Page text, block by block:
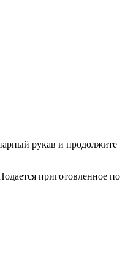
рукав и продолжите
приготовленное по